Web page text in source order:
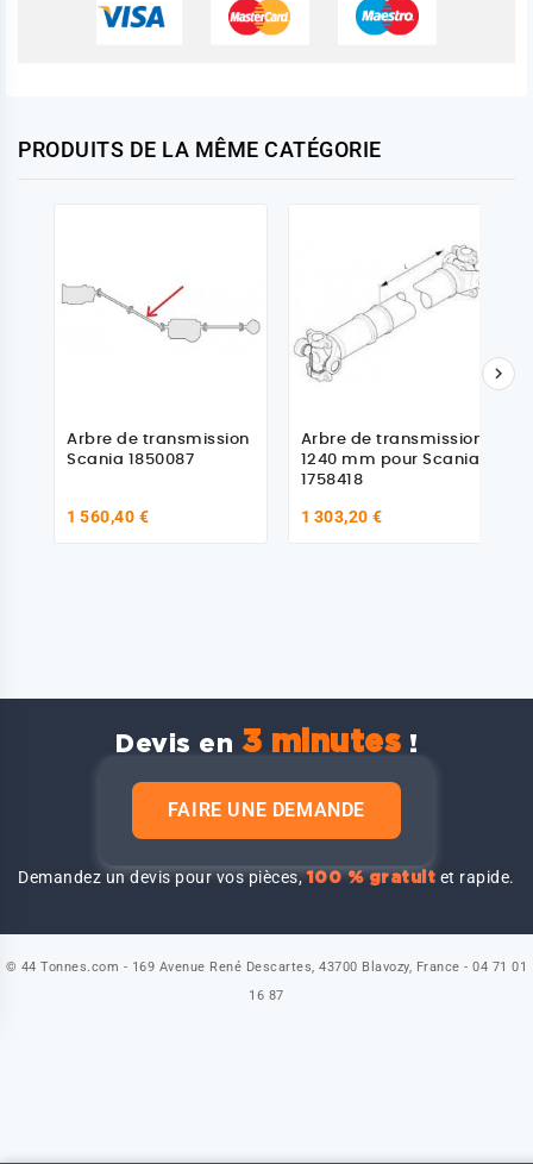
PRODUITS DE LA MÊME CATÉGORIE
Arbre de transmission
Scania 1850087
1 560,40 €
Arbre de transmission
1240 mm pour Scania
1758418
1 303,20 €

Devis en 3 minutes !
FAIRE UNE DEMANDE
Demandez un devis pour vos pièces,100 % gratuit et rapide.
© 44 Tonnes.com - 169 Avenue René Descartes, 43700 Blavozy, France - 04 71 01
16 87